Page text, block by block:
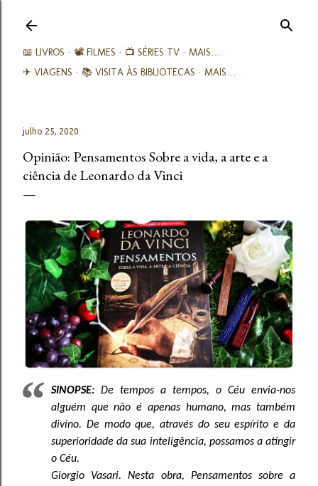
📖 LIVROS 📽️ FILMES 📺 SÉRIES TV
MAIS…
✈ VIAGENS
📚︎ VISITA ÀS BIBLIOTECAS MAIS…
julho 25, 2020
Opinião: Pensamentos Sobre a vida, a arte e a
ciência de Leonardo da Vinci
SINOPSE: De tempos a tempos, o Céu envia-nos
alguém que não é apenas humano, mas também
divino. De modo que, através do seu espírito e da
superioridade da sua inteligência, possamos a atingir
o Céu.
Giorgio Vasari. Nesta obra, Pensamentos sobre a